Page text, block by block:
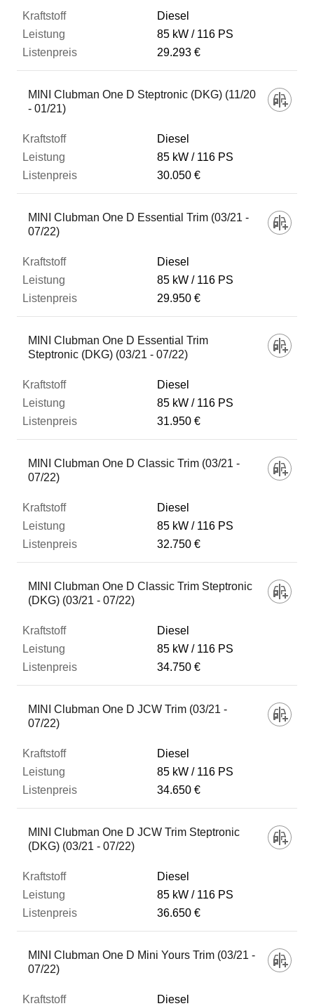
Diesel
85 kW
116 PS
29.293 €
MINI Clubman One D Steptronic (DKG) (11/20
- 01/21)
Diesel
85 kW
116 PS
30.050 €
MINI Clubman One D Essential Trim (03/21 -
07/22)
Diesel
85 kW
116 PS
29.950 €
MINI Clubman One D Essential Trim
Steptronic (DKG) (03/21 - 07/22)
Diesel
85 kW
116 PS
31.950 €
MINI Clubman One D Classic Trim (03/21 -
07/22)
Diesel
85 kW
116 PS
32.750 €
MINI Clubman One D Classic Trim Steptronic
(DKG) (03/21 - 07/22)
Diesel
85 kW
116 PS
34.750 €
MINI Clubman One D JCW Trim (03/21 -
07/22)
Diesel
85 kW
116 PS
34.650 €
MINI Clubman One D JCW Trim Steptronic
(DKG) (03/21 - 07/22)
Diesel
85 kW
116 PS
36.650 €
MINI Clubman One D Mini Yours Trim (03/21 -
07/22)
Diesel